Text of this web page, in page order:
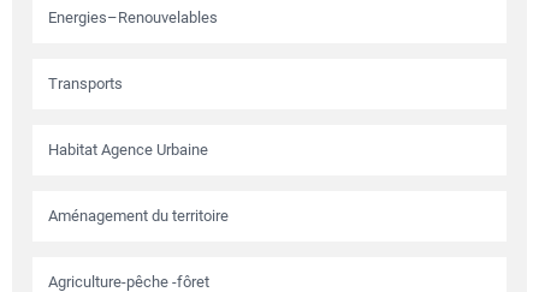
Energies–Renouvelables
Transports
Habitat Agence Urbaine
Aménagement du territoire
Agriculture-pêche -fôret